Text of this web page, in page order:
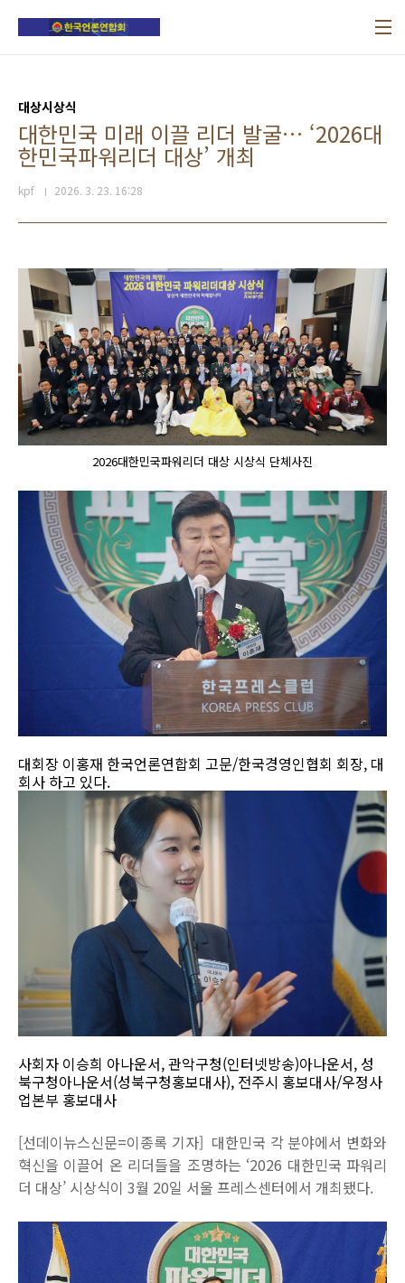
대상시상식
대한민국 미래 이끌 리더 발굴… ‘2026대
한민국파워리더 대상’ 개최
kpf 2026. 3. 23. 16:28
2026대한민국파워리더 대상 시상식 단체사진
대회장 이홍재 한국언론연합회 고문/한국경영인협회 회장, 대
회사 하고 있다.
사회자 이승희 아나운서, 관악구청(인터넷방송)아나운서, 성
북구청아나운서(성북구청홍보대사), 전주시 홍보대사/우정사
업본부 홍보대사
[선데이뉴스신문=이종록 기자] 대한민국 각 분야에서 변화와
혁신을 이끌어 온 리더들을 조명하는 ‘2026 대한민국 파워리
더 대상’ 시상식이 3월 20일 서울 프레스센터에서 개최됐다.